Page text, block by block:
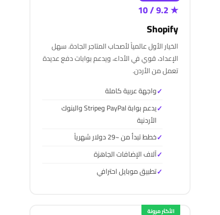
★ 9.2 / 10
Shopify
الخيار الأول عالمياً لأصحاب المتاجر الجادة. سهل
الإعداد، قوي في الأداء، ويدعم بوابات دفع عديدة
تعمل من الأردن.
واجهة عربية كاملة
يدعم بوابة PayPal وStripe والبنوك
الأردنية
خطط تبدأ من ~29 دولار شهرياً
آلاف الإضافات الجاهزة
تطبيق موبايل احترافي
الأكثر مرونة